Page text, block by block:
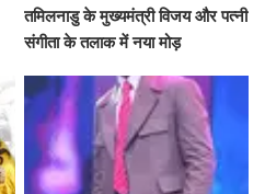
तमिलनाडु के मुख्यमंत्री विजय और पत्नी
संगीता के तलाक में नया मोड़